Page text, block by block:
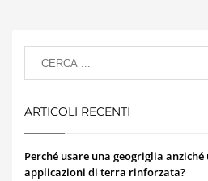
ARTICOLI RECENTI
Perché usare una geogriglia
applicazioni di terra rinforzata?